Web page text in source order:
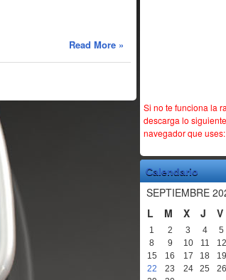
Read More »
Si no te funciona la
descarga lo
navegador que uses:
Calendario
SEPTIEMBRE
L
M X J V
1 2 3 4 5
8
9 10 11 12
15
16 17 18 19
22
23 24 25 26